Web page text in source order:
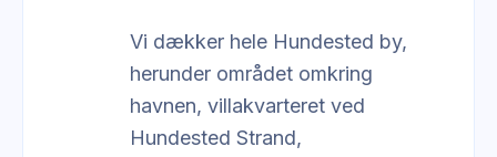
Vi dækker hele Hundested by,
herunder området omkring
havnen, villakvarteret ved
Hundested Strand,